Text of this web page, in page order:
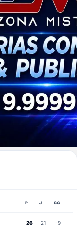
P J SG
26 21 -9